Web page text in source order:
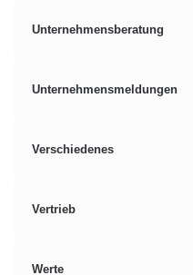
Unternehmensberatung
Unternehmensmeldungen
Verschiedenes
Vertrieb
Werte